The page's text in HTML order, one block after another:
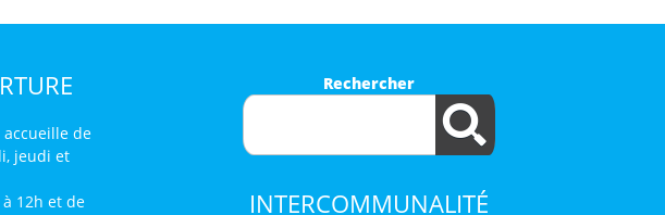
de
jeudi et
12h et de
Rechercher
INTERCOMMUNALITÉ